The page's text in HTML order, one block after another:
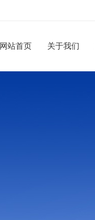
网站首页 关于我们